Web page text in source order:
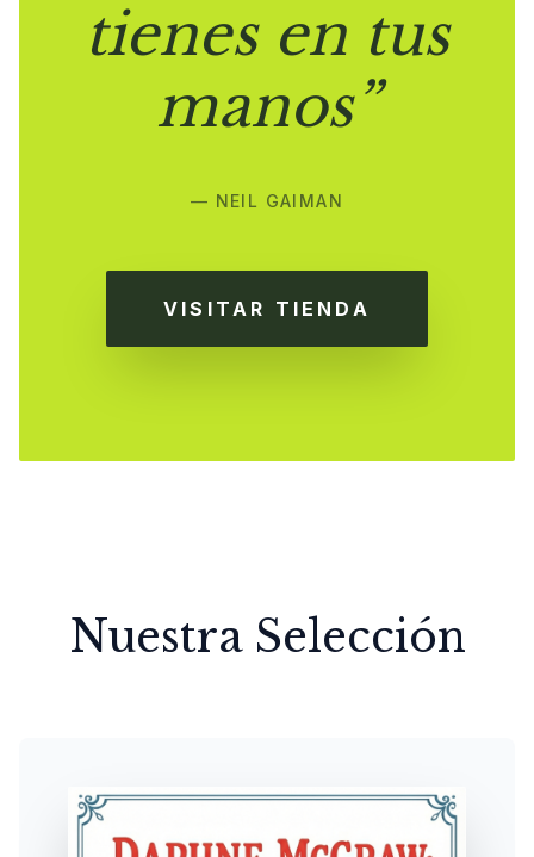
tienes en tus
manos”
— NEIL GAIMAN
VISITAR TIENDA
Nuestra Selección